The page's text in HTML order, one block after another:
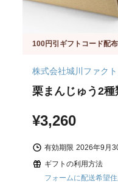
100円引ギフトコード配布
株式会社城川ファク
栗まんじゅう2種
¥3,260
有効期限 2026年9月
ギフトの利用方法
フォームに配送希望